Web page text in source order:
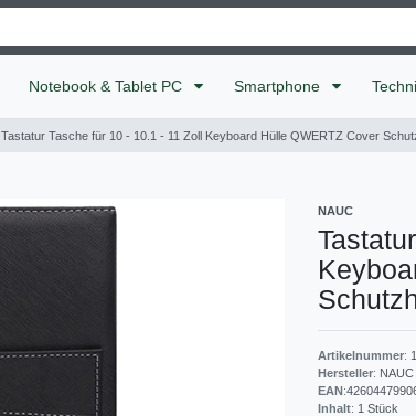
Notebook & Tablet PC Smartphone
Tastatur Tasche für 10 - 10.1 - 11 Zoll Keyboard Hülle QWERTZ Cover
NAUC
Artikelnummer:
Hersteller: NAUC
EAN:
Inhalt: 1 Stück